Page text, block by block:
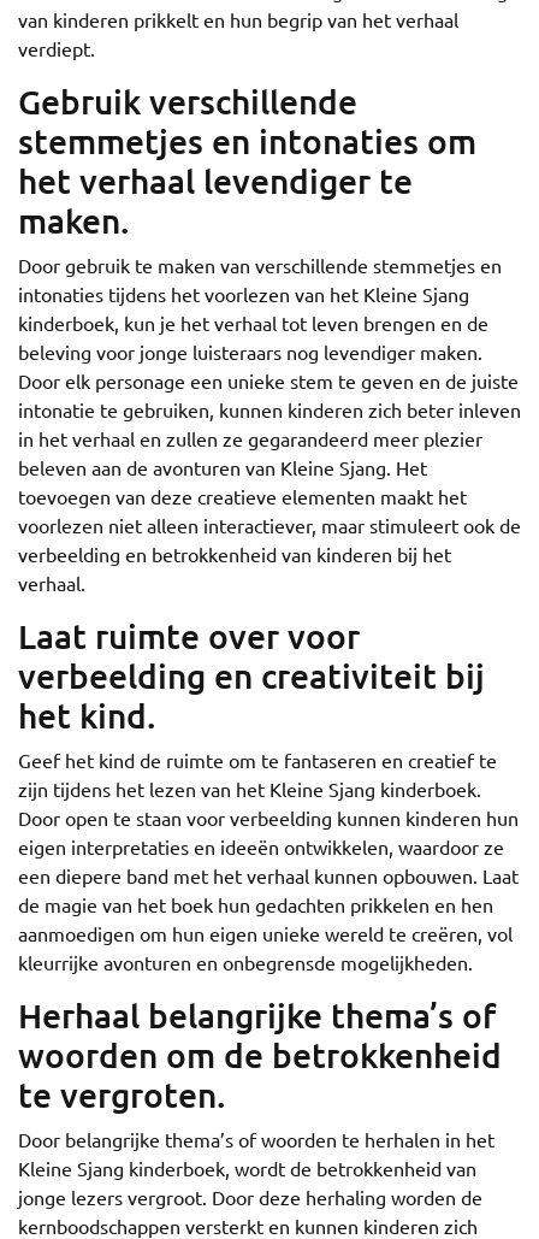
van kinderen prikkelt en hun begrip van het verhaal
verdiept.
Gebruik verschillende
stemmetjes en intonaties om
het verhaal levendiger te
maken.
Door gebruik te maken van verschillende stemmetjes en
intonaties tijdens het voorlezen van het Kleine Sjang
kinderboek, kun je het verhaal tot leven brengen en de
beleving voor jonge luisteraars nog levendiger maken.
Door elk personage een unieke stem te geven en de juiste
intonatie te gebruiken, kunnen kinderen zich beter inleven
in het verhaal en zullen ze gegarandeerd meer plezier
beleven aan de avonturen van Kleine Sjang. Het
toevoegen van deze creatieve elementen maakt het
voorlezen niet alleen interactiever, maar stimuleert ook de
verbeelding en betrokkenheid van kinderen bij het
verhaal.
Laat ruimte over voor
verbeelding en creativiteit bij
het kind.
Geef het kind de ruimte om te fantaseren en creatief te
zijn tijdens het lezen van het Kleine Sjang kinderboek.
Door open te staan voor verbeelding kunnen kinderen hun
eigen interpretaties en ideeën ontwikkelen, waardoor ze
een diepere band met het verhaal kunnen opbouwen. Laat
de magie van het boek hun gedachten prikkelen en hen
aanmoedigen om hun eigen unieke wereld te creëren, vol
kleurrijke avonturen en onbegrensde mogelijkheden.
Herhaal belangrijke thema’s of
woorden om de betrokkenheid
te vergroten.
Door belangrijke thema’s of woorden te herhalen in het
Kleine Sjang kinderboek, wordt de betrokkenheid van
jonge lezers vergroot. Door deze herhaling worden de
kernboodschappen versterkt en kunnen kinderen zich